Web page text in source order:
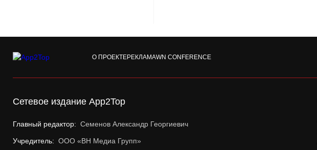
О ПРОЕКТЕРЕКЛАМАWN CONFERENCE
Сетевое издание App2Top
Главный редактор: Семенов Александр Георгиевич
Учредитель: ООО «ВН Медиа Групп»